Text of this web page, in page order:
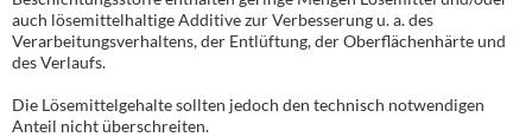
auch lösemittelhaltige Additive zur Verbesserung u. a. des
Verarbeitungsverhaltens, der Entlüftung, der Oberflächenhärte und
des Verlaufs.
Die Lösemittelgehalte sollten jedoch den technisch notwendigen
Anteil nicht überschreiten.